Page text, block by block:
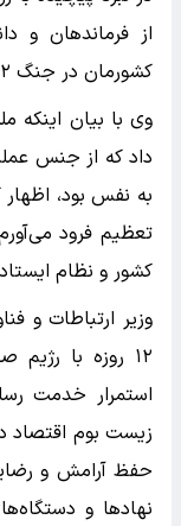
از فرماندهان و
کشورمان در جنگ ۱۲ روزه را تسلیت می‌گویم.
وی با بیان اینکه
داد که از جنس
به نفس بود،
تعظیم فرود
کشور و نظام
وزیر ارتباطات و
۱۲ روزه با
استمرار خدمت
زیست بوم اقتصاد
حفظ آرامش و
نهادها و